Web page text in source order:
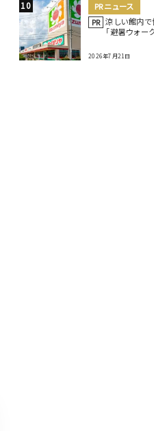
PRニュース
PR 涼しい館内
｢避暑ウォー
2026年7月21日